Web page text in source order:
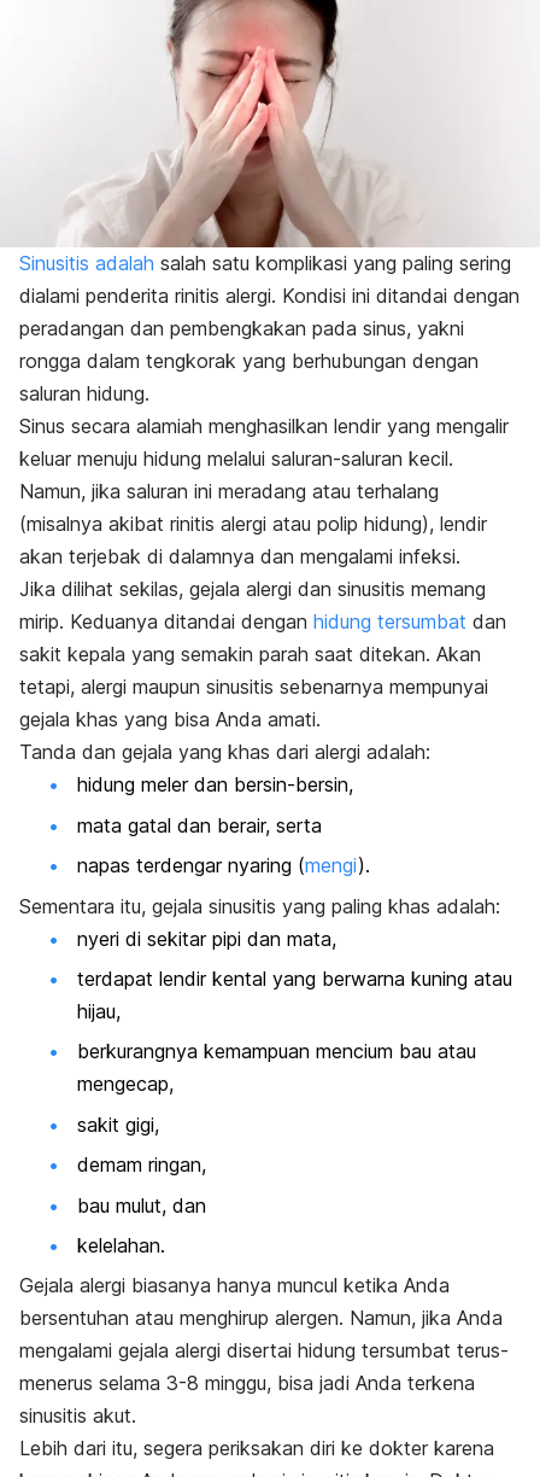
Sinusitis adalah salah satu komplikasi yang paling sering
dialami penderita rinitis alergi. Kondisi ini ditandai dengan
peradangan dan pembengkakan pada sinus, yakni
rongga dalam tengkorak yang berhubungan dengan
saluran hidung.
Sinus secara alamiah menghasilkan lendir yang mengalir
keluar menuju hidung melalui saluran-saluran kecil.
Namun, jika saluran ini meradang atau terhalang
(misalnya akibat rinitis alergi atau polip hidung), lendir
akan terjebak di dalamnya dan mengalami infeksi.
Jika dilihat sekilas, gejala alergi dan sinusitis memang
mirip. Keduanya ditandai dengan hidung tersumbat dan
sakit kepala yang semakin parah saat ditekan. Akan
tetapi, alergi maupun sinusitis sebenarnya mempunyai
gejala khas yang bisa Anda amati.
Tanda dan gejala yang khas dari alergi adalah:
hidung meler dan bersin-bersin,
mata gatal dan berair, serta
napas terdengar nyaring (mengi).
Sementara itu, gejala sinusitis yang paling khas adalah:
nyeri di sekitar pipi dan mata,
terdapat lendir kental yang berwarna kuning atau
hijau,
berkurangnya kemampuan mencium bau atau
mengecap,
sakit gigi,
demam ringan,
bau mulut, dan
kelelahan.
Gejala alergi biasanya hanya muncul ketika Anda
bersentuhan atau menghirup alergen. Namun, jika Anda
mengalami gejala alergi disertai hidung tersumbat terus-
menerus selama 3-8 minggu, bisa jadi Anda terkena
sinusitis akut.
Lebih dari itu, segera periksakan diri ke dokter karena